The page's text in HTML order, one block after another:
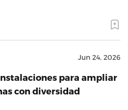
Jun 24, 2026
para ampliar
con diversidad